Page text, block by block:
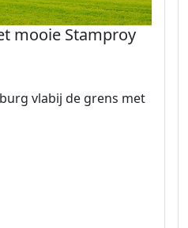
mooie Stamproy
vlabij de grens met